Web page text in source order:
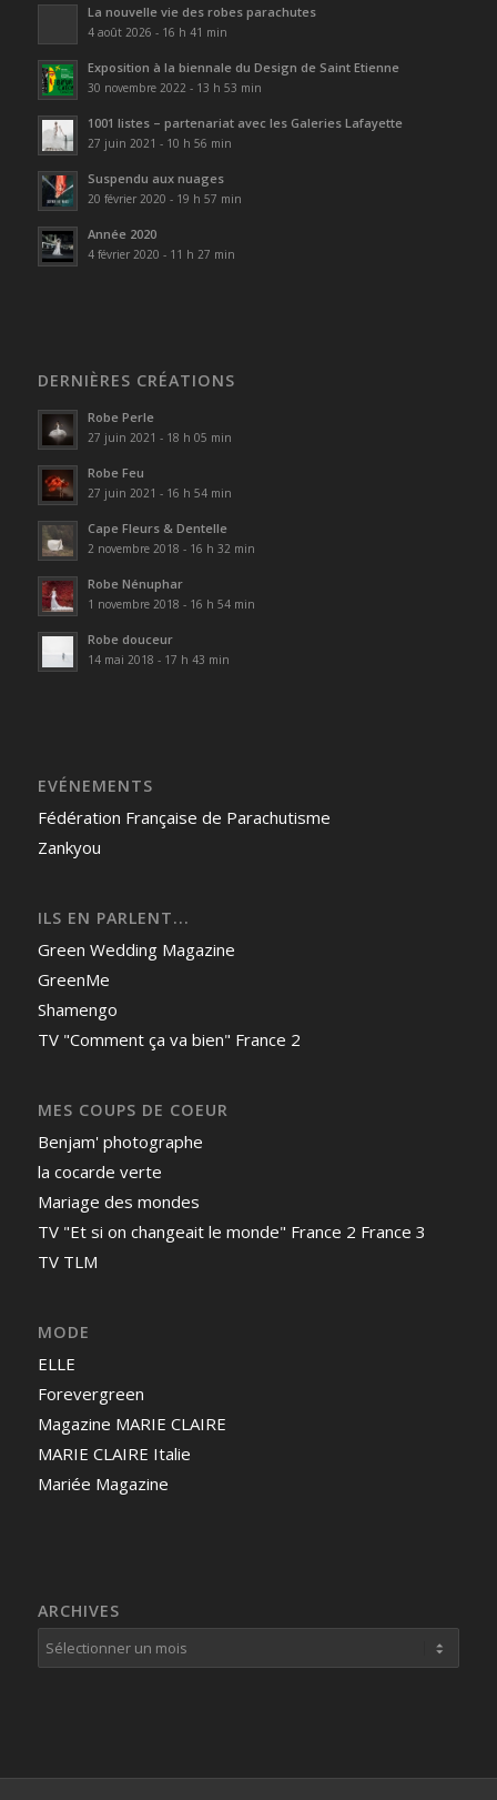
La nouvelle vie des robes parachutes
4 août 2026 - 16 h 41 min
Exposition à la biennale du Design de Saint Etienne
30 novembre 2022 - 13 h 53 min
1001 listes – partenariat avec les Galeries Lafayette
27 juin 2021 - 10 h 56 min
Suspendu aux nuages
20 février 2020 - 19 h 57 min
Année 2020
4 février 2020 - 11 h 27 min
DERNIÈRES CRÉATIONS
Robe Perle
27 juin 2021 - 18 h 05 min
Robe Feu
27 juin 2021 - 16 h 54 min
Cape Fleurs & Dentelle
2 novembre 2018 - 16 h 32 min
Robe Nénuphar
1 novembre 2018 - 16 h 54 min
Robe douceur
14 mai 2018 - 17 h 43 min
EVÉNEMENTS
Fédération Française de Parachutisme
Zankyou
ILS EN PARLENT...
Green Wedding Magazine
GreenMe
Shamengo
TV "Comment ça va bien" France 2
MES COUPS DE COEUR
Benjam' photographe
la cocarde verte
Mariage des mondes
TV "Et si on changeait le monde" France 2 France 3
TV TLM
MODE
ELLE
Forevergreen
Magazine MARIE CLAIRE
MARIE CLAIRE Italie
Mariée Magazine
ARCHIVES